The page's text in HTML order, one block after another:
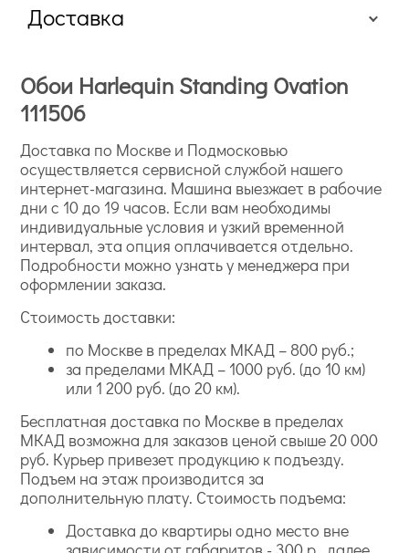
Доставка
Обои Harlequin Standing Ovation
111506
Доставка по Москве и Подмосковью
осуществляется сервисной службой нашего
интернет-магазина. Машина выезжает в рабочие
дни с 10 до 19 часов. Если вам необходимы
индивидуальные условия и узкий временной
интервал, эта опция оплачивается отдельно.
Подробности можно узнать у менеджера при
оформлении заказа.
Стоимость доставки:
по Москве в пределах МКАД – 800 руб.;
за пределами МКАД – 1000 руб. (до 10 км)
или 1 200 руб. (до 20 км).
Бесплатная доставка по Москве в пределах
МКАД возможна для заказов ценой свыше 20 000
руб. Курьер привезет продукцию к подъезду.
Подъем на этаж производится за
дополнительную плату. Стоимость подъема:
Доставка до квартиры одно место вне